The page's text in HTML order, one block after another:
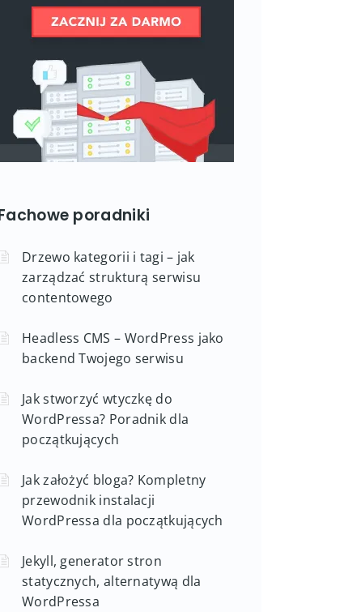
poradniki
Drzewo kategorii i tagi – jak
zarządzać strukturą serwisu
contentowego
Headless CMS – WordPress jako
backend Twojego serwisu
Jak stworzyć wtyczkę do
WordPressa? Poradnik dla
początkujących
Jak założyć bloga? Kompletny
przewodnik instalacji
WordPressa dla początkujących
Jekyll, generator stron
statycznych, alternatywą dla
WordPressa